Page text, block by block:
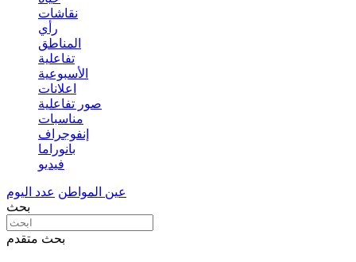
نقاشات
رأي
المناطق
تفاعلية
الأسبوعية
اعلانات
صور تفاعلية
مناسبات
إنفوجراف
بانوراما
فيديو
عين المواطن عدد اليوم
بحث
بحث متقدم